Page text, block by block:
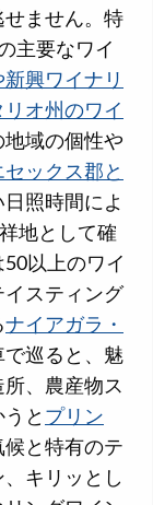
ません。特
主要なワイ
興ワイナリ
オ州のワイ
域の個性や
セックス郡と
照時間によ
地として確
50以上のワイ
スティング
ナイアガラ・
巡ると、魅
、農産物ス
と プリン
と特有のテ
キリッとし